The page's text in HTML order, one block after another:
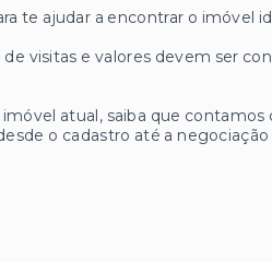
te ajudar a encontrar o imóvel
visitas e valores devem ser
atual, saiba que
o cadastro até a negociação